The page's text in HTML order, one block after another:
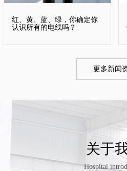
红、黄、蓝、绿，你确定你
认识所有的电线吗？
更多新闻
关于
Hospital